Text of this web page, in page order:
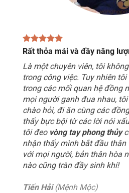
Rất thỏa mái và đầy năng
Là một chuyên viên, tôi
trong công việc. Tuy nhiên
trong các mối quan hệ đồng
mọi người ganh đua nhau,
chào hỏi, đi ăn cùng các
thấy bực bội từ các lời nói
tôi đeo vòng tay phong thủy
nhận thấy mình bắt đầu thân
với mọi người, bản thân hòa
nào cũng tràn đầy sinh khí!
Tiến Hải(Mệnh Mộc)